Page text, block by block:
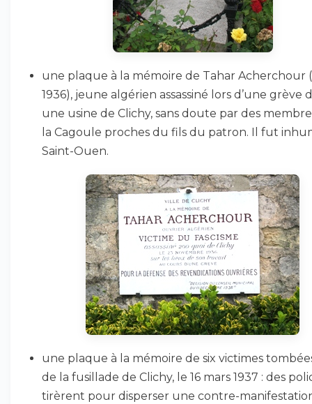
une plaque à la mémoire de Tahar Acherchour
1936), jeune algérien assassiné lors d’une grève
une usine de Clichy, sans doute par des
la Cagoule proches du fils du patron. Il fut
Saint-Ouen.
une plaque à la mémoire de six victimes
de la fusillade de Clichy, le 16 mars 1937 : des
tirèrent pour disperser une contre-